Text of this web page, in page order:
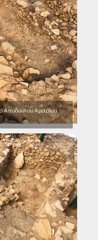
Αποδούλου Αμαρίου.